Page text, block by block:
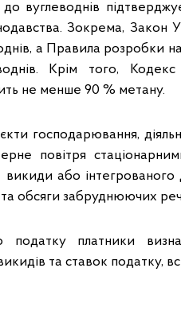
до вуглеводнів
Зокрема, Закон
а Правила розробки
Крім того,
не менше 90 % метану.
господарювання,
повітря
викиди або
обсяги забруднюючих
податку платники
та ставок податку,